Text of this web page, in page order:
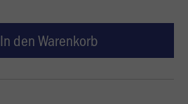
In den Warenkorb